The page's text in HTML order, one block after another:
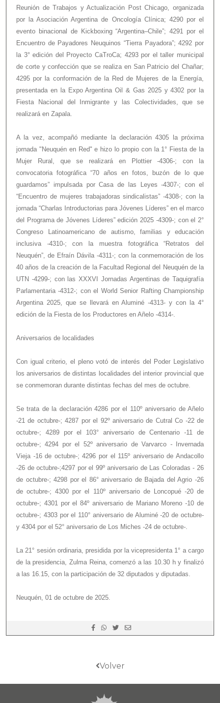
Reunión de Trabajos y Actualización Post Chicago, organizada
por la Asociación Argentina de Oncología Clínica; 4290 por el
evento binacional de Kickboxing “Argentina–Chile”; 4291 por el
Encuentro de Payadores Neuquinos “Tierra Payadora”; 4292 por
la 3° edición del Proyecto CaTroCa; 4293 por el taller municipal
de corte y confección que se realiza en San Patricio del Chañar;
4295 por la conformación de la Red de Mujeres de la Energía,
presentada en la Expo Argentina Oil & Gas 2025 y 4302 por la
Fiesta Nacional del Inmigrante y las Colectividades, que se
realizará en Zapala.
A la vez, acompañó mediante la declaración 4305 la próxima
jornada "Neuquén en Red" e hizo lo propio con la 1° Fiesta de la
Mujer Rural, que se realizará en Plottier -4306-; con la
convocatoria fotográfica “70 años en fotos, buzón de lo que
guardamos” impulsada por Casa de las Leyes -4307-; con el
“Encuentro de mujeres trabajadoras sindicalistas” -4308-; con la
jornada “Charlas Introductorias para Jóvenes Líderes” en el marco
del Programa de Jóvenes Líderes” edición 2025 -4309-; con el 2°
Congreso Latinoamericano de autismo, familias y educación
inclusiva -4310-; con la muestra fotográfica “Retratos del
Neuquén”, de Efraín Dávila -4311-; con la conmemoración de los
40 años de la creación de la Facultad Regional del Neuquén de la
UTN -4299-; con las XXXVI Jornadas Argentinas de Taquigrafía
Parlamentaria -4312-; con el World Senior Rafting Championship
Argentina 2025, que se llevará en Aluminé -4313- y con la 4°
edición de la Fiesta de los Productores en Añelo -4314-.
Aniversarios de localidades
Con igual criterio, el pleno votó de interés del Poder Legislativo
los aniversarios de distintas localidades del interior provincial que
se conmemoran durante distintas fechas del mes de octubre.
Se trata de la declaración 4286 por el 110º aniversario de Añelo
-21 de octubre-; 4287 por el 92º aniversario de Cutral Co -22 de
octubre-; 4289 por el 103° aniversario de Centenario -11 de
octubre-; 4294 por el 52º aniversario de Varvarco - Invernada
Vieja -16 de octubre-; 4296 por el 115º aniversario de Andacollo
-26 de octubre-;4297 por el 99º aniversario de Las Coloradas - 26
de octubre-; 4298 por el 86° aniversario de Bajada del Agrio -26
de octubre-; 4300 por el 110º aniversario de Loncopué -20 de
octubre-; 4301 por el 84º aniversario de Mariano Moreno -10 de
octubre-; 4303 por el 110° aniversario de Aluminé -20 de octubre-
y 4304 por el 52° aniversario de Los Miches -24 de octubre-.
La 21° sesión ordinaria, presidida por la vicepresidenta 1° a cargo
de la presidencia, Zulma Reina, comenzó a las 10.30 h y finalizó
a las 16.15, con la participación de 32 diputados y diputadas.
Neuquén, 01 de octubre de 2025.
Volver